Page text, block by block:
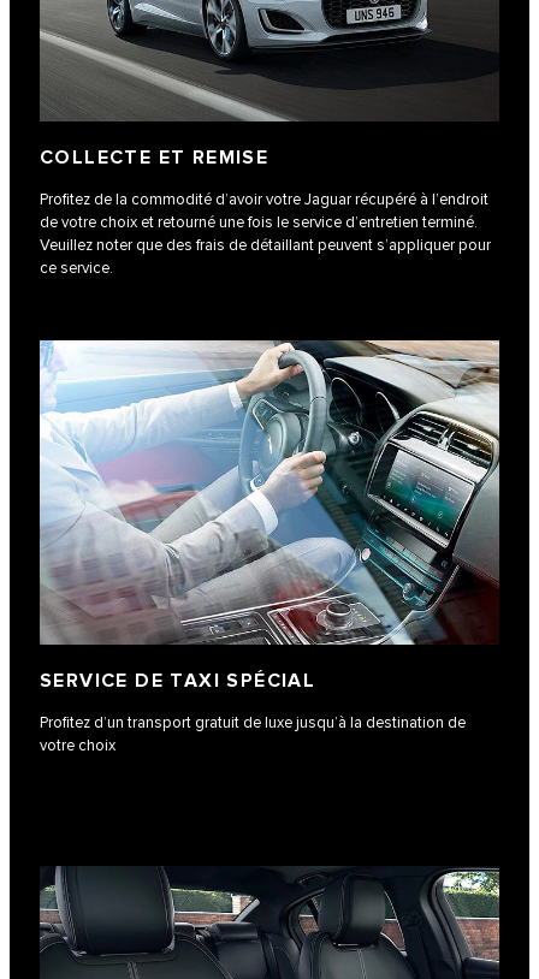
COLLECTE ET REMISE
Profitez de la commodité d’avoir votre Jaguar récupéré à l’endroit
de votre choix et retourné une fois le service d’entretien terminé.
Veuillez noter que des frais de détaillant peuvent s’appliquer pour
ce service.
SERVICE DE TAXI SPÉCIAL
Profitez d’un transport gratuit de luxe jusqu’à la destination de
votre choix